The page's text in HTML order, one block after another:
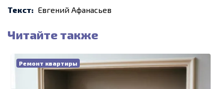
Текст: Евгений Афанасьев
Читайте также
Ремонт квартиры